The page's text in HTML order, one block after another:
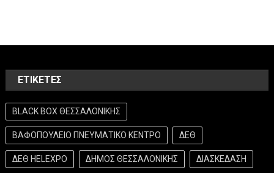
ΕΤΙΚΈΤΕΣ
BLACK BOX ΘΕΣΣΑΛΟΝΙΚΗΣ
ΒΑΦΟΠΟΥΛΕΙΟ ΠΝΕΥΜΑΤΙΚΟ ΚΕΝΤΡΟ ΔΕΘ
ΔΕΘ HELEXPO ΔΗΜΟΣ ΘΕΣΣΑΛΟΝΙΚΗΣ ΔΙΑΣΚΕΔΑΣΗ